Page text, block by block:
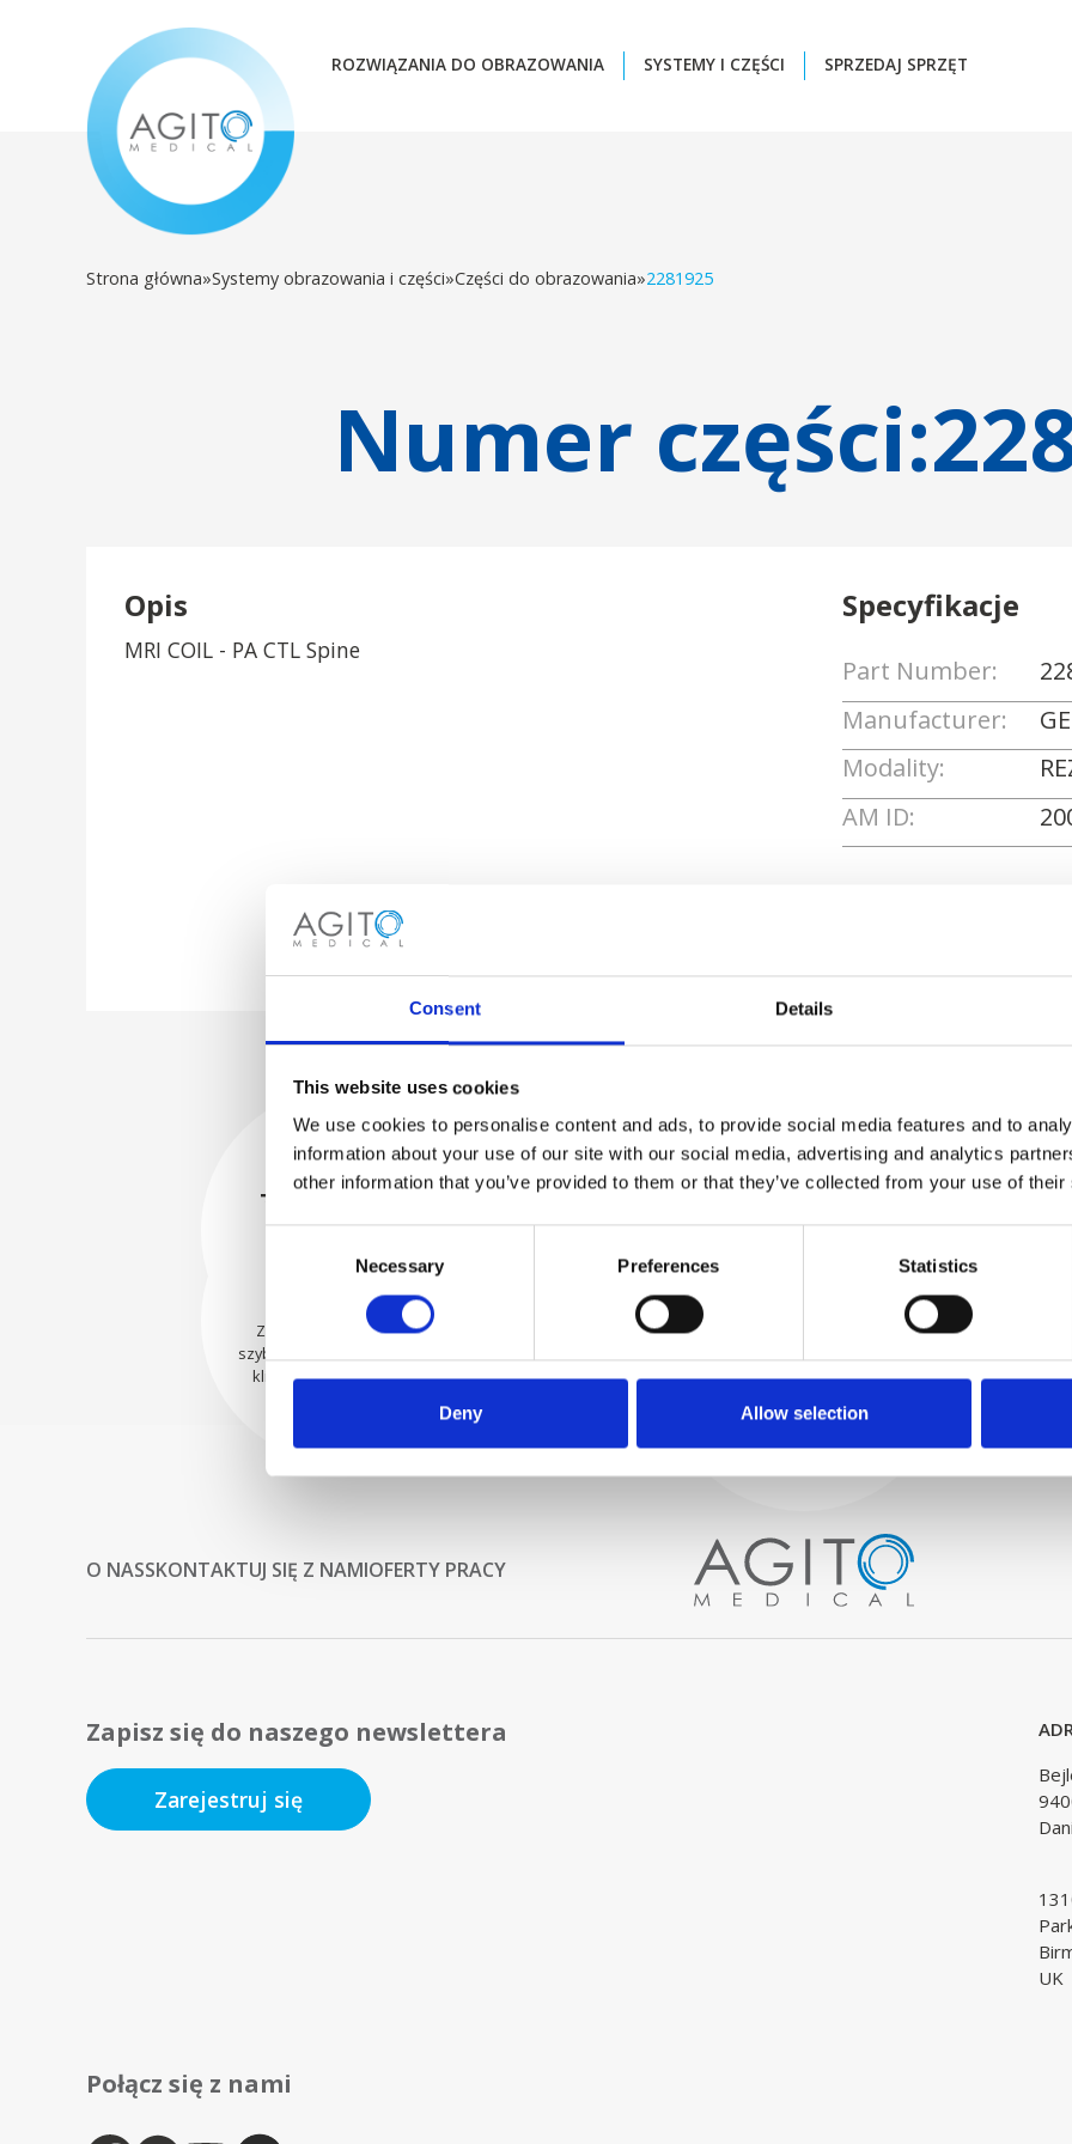
Consent Details
This website uses cookies
We use cookies to personalise content and ads, to provide social media features and to
information about your use of our site with our social media, advertising and analytics
other information that you’ve provided to them or that they’ve collected from your use of
Necessary Preferences Statistics
Deny Allow selection
ROZWIĄZANIA DO OBRAZOWANIA SYSTEMY I CZĘŚCI SPRZEDAJ SPRZĘT
Strona główna»Systemy obrazowania i części»Części do obrazowania»2281925
Numer części:
Opis
MRI COIL - PA CTL Spine
Specyfikacje
Part Number:
Manufacturer:
GE
Modality:
AM ID:
kontrola jakości
Zaczynamy od starannego
wyboru wysokiej jakości
skanerów obrazowych
WEWNĘTRZNE
Wszystkie części są
rygorystycznie testowane w
naszych zakładach
BEZPIECZNIE
ZAPAKOWANE
Każda pojedyncza część jest
użyciu odpowiednich
materiałów.
WYSYŁAMY Z
UFNOŚCIĄ
Zamówienia są wysyłane
szybko do naszych cenionych
klientów na całym świecie.
O NASSKONTAKTUJ SIĘ Z NAMIOFERTY PRACY
Zapisz się do naszego newslettera
Zarejestruj się
UK
Połącz się z nami